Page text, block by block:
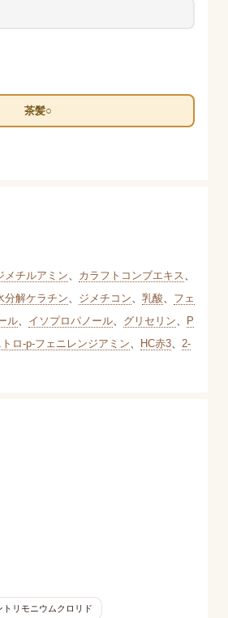
茶髪○
メチルアミン、 カラフトコンブエキス、
分解ケラチン、 ジメチコン、 乳酸、 フェ
ル、 イソプロパノール、 グリセリン、
P
ロ-p-フェニレンジアミン、 HC赤3、 2-
トリモニウムクロリド